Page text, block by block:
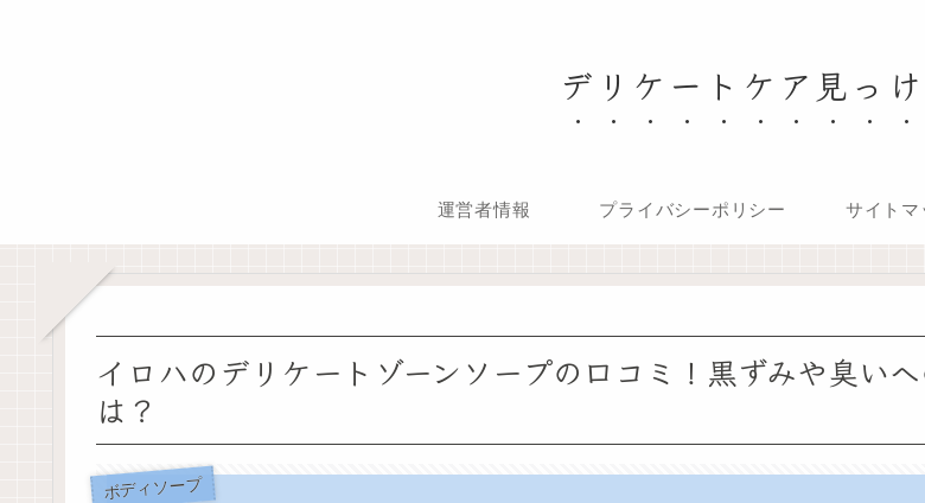
デリケートケア見っ
運営者情報 プライバシーポリシー サイトマ
イロハのデリケートゾーンソープの口コミ！黒ずみや臭い
は？
ボディソープ